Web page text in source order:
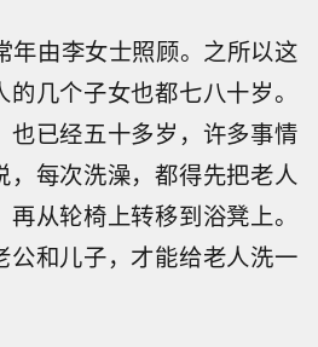
年由李女士照顾。之所以这
几个子女也都七八十岁。
也已经五十多岁，许多事情
，每次洗澡，都得先把老人
从轮椅上转移到浴凳上。
公和儿子，才能给老人洗一